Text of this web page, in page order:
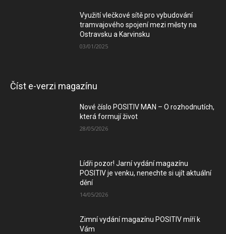
Využití vlečkové sítě pro vybudování
tramvajového spojení mezi městy na
Ostravsku a Karvinsku
03/01/2025
Číst e-verzi magazínu
Nové číslo POSITIV MAN – O rozhodnutích,
která formují život
28/05/2026
Lídři pozor! Jarní vydání magazínu
POSITIV je venku, nenechte si ujít aktuální
dění
14/05/2026
Zimní vydání magazínu POSITIV míří k
Vám